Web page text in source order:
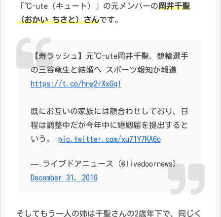
「℃-ute（キュート）」の元メンバーの岡井千聖
（おかい ちさと）さんです。
【寿ラッシュ】元℃-ute岡井千聖、競輪選手
の三谷竜生と結婚へ スポーツ報知が報道
https://t.co/hng2rXxGqI
既にお互いの家族には顔合わせしており、日
程は調整中だが今年中に婚姻届を提出すると
いう。 pic.twitter.com/xu71Y7KA6o
— ライブドアニュース (@livedoornews)
December 31, 2019
そしてもう一人の姉は千聖さんの2歳年下で、同じく